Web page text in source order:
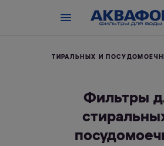
ДЛЯ СТИРАЛЬНЫХ И
Фильтры